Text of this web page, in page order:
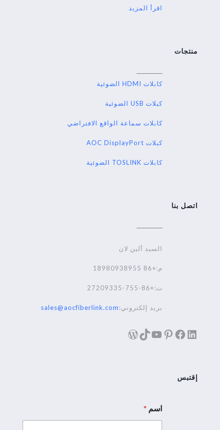
اقرأ المزيد
منتجات
كابلات HDMI الضوئية
كبلات USB الضوئية
كابلات سماعة الواقع الافتراضي
كبلات AOC DisplayPort
كابلات TOSLINK الضوئية
اتصل بنا
السيد ألين لان
م:+86 18980938955
ت:+86-755-27209335
بريد إلكتروني:sales@aocfiberlink.com
لينكد إنفيسبوك
بينترست
يوتيوب
تيك توكووردبريس
إقتبس
اسم *